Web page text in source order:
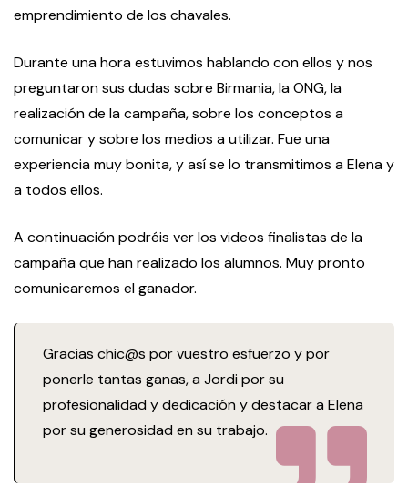
emprendimiento de los chavales.
Durante una hora estuvimos hablando con ellos y nos
preguntaron sus dudas sobre Birmania, la ONG, la
realización de la campaña, sobre los conceptos a
comunicar y sobre los medios a utilizar. Fue una
experiencia muy bonita, y así se lo transmitimos a Elena y
a todos ellos.
A continuación podréis ver los videos finalistas de la
campaña que han realizado los alumnos. Muy pronto
comunicaremos el ganador.
Gracias chic@s por vuestro esfuerzo y por
ponerle tantas ganas, a Jordi por su
profesionalidad y dedicación y destacar a Elena
por su generosidad en su trabajo.